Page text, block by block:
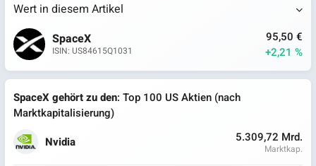
Wert in diesem Artikel
SpaceX
ISIN: US84615Q1031
95,50 €
+2,21 %
SpaceX gehört zu den: Top 100 US Aktien (nach
Marktkapitalisierung)
Nvidia
5.309,72 Mrd.
Marktkap.